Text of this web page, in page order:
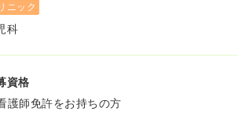
ニック
科
資格
護師免許をお持ちの方